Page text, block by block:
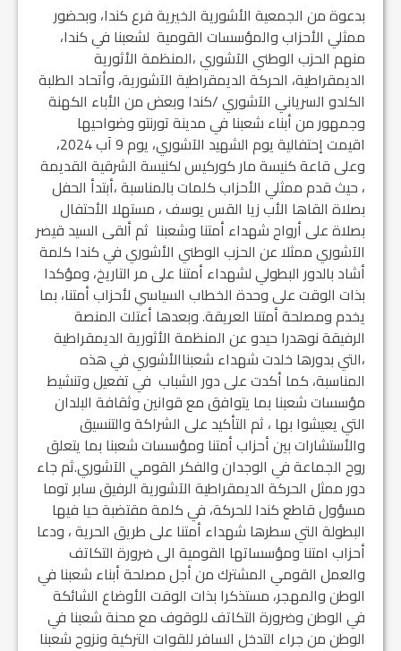
بدعوة من الجمعية الأشورية الخيرية فرع كندا، وبحضور
ممثلي الأحزاب والمؤسسات القومية لشعبنا في كندا،
منهم الحزب الوطني الآشوري ،المنظمة الأثورية
الديمقراطية، الحركة الديمقراطية الآشورية، وأتحاد الطلبة
الكلدو السرياني الآشوري /كندا وبعض من الأباء الكهنة
وجمهور من أبناء شعبنا في مدينة تورنتو وضواحيها
اقيمت إحتفالية يوم الشهيد الآشوري، يوم 9 آب 2024،
وعلى قاعة كنيسة مار كوركيس لكنيسة الشرقية القديمة
، حيث قدم ممثلي الأحزاب كلمات بالمناسبة ،أبتدأ الحفل
بصلاة القاها الأب زيا القس يوسف ، مستهلا الأحتفال
بصلاة على أرواح شهداء أمتنا وشعبنا ثم ألقى السيد قيصر
الآشوري ممثلا عن الحزب الوطني الأشوري في كندا كلمة
أشاد بالدور البطولي لشهداء أمتنا على مر التاريخ، ومؤكدا
بذات الوقت على وحدة الخطاب السياسي لأحزاب أمتنا، بما
يخدم ومصلحة أمتنا العريقة. وبعدها أعتلت المنصة
الرفيقة نوهدرا حيدو عن المنظمة الأثورية الديمقراطية
،التي بدورها خلدت شهداء شعبناالأشوري في هذه
المناسبة، كما أكدت على دور الشباب في تفعيل وتنشيط
مؤسسات شعبنا بما يتوافق مع قوانين وثقافة البلدان
التي يعيشوا بها ، ثم التأكيد على الشراكة والتنسيق
والأستشارات بين أحزاب أمتنا ومؤسسات شعبنا بما يتعلق
روح الجماعة في الوجدان والفكر القومي الآشوري.ثم جاء
دور ممثل الحركة الديمقراطية الآشورية الرفيق سابر توما
مسؤول قاطع كندا للحركة، في كلمة مقتضبة حيا فيها
البطولة التي سطرها شهداء أمتنا على طريق الحرية ، ودعا
أحزاب امتنا ومؤسساتها القومية الى ضرورة التكاتف
والعمل القومي المشترك من أجل مصلحة أبناء شعبنا في
الوطن والمهجر، مستذكرا بذات الوقت الأوضاع الشائكة
في الوطن وضرورة التكاتف للوقوف مع محنة شعبنا في
الوطن من جراء التدخل السافر للقوات التركية ونزوح شعبنا